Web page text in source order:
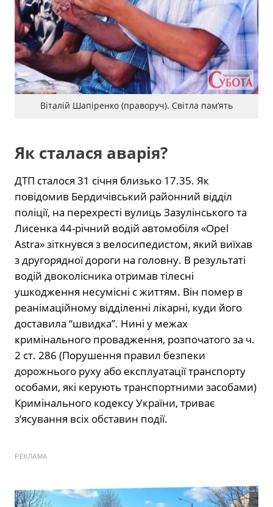
Віталій Шапіренко (праворуч). Світла пам’ять
Як сталася аварія?
ДТП сталося 31 січня близько 17.35. Як
повідомив Бердичівський районний відділ
поліції, на перехресті вулиць Зазулінського та
Лисенка 44-річний водій автомобіля «Opel
Astra» зіткнувся з велосипедистом, який виїхав
з другорядної дороги на головну. В результаті
водій двоколісника отримав тілесні
ушкодження несумісні с життям. Він помер в
реанімаційному відділенні лікарні, куди його
доставила “швидка”. Нині у межах
кримінального провадження, розпочатого за ч.
2 ст. 286 (Порушення правил безпеки
дорожнього руху або експлуатації транспорту
особами, які керують транспортними засобами)
Кримінального кодексу України, триває
з’ясування всіх обставин події.
РЕКЛАМА